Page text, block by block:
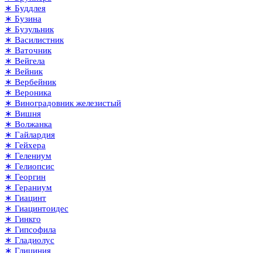
∗ Буддлея
∗ Бузина
∗ Бузульник
∗ Василистник
∗ Ваточник
∗ Вейгела
∗ Вейник
∗ Вербейник
∗ Вероника
∗ Виноградовник железистый
∗ Вишня
∗ Волжанка
∗ Гайлардия
∗ Гейхера
∗ Гелениум
∗ Гелиопсис
∗ Георгин
∗ Гераниум
∗ Гиацинт
∗ Гиацинтоидес
∗ Гинкго
∗ Гипсофила
∗ Гладиолус
∗ Глициния